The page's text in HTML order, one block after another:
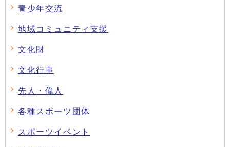
青少年交流
地域コミュニティ支援
文化財
文化行事
先人・偉人
各種スポーツ団体
スポーツイベント